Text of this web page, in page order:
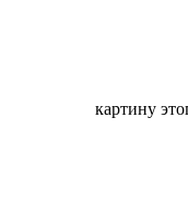
картину